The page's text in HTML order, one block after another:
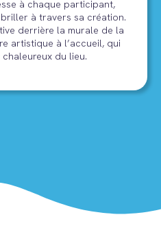
à chaque participant,
à travers sa création.
derrière la murale de la
artistique à l’accueil, qui
du lieu.